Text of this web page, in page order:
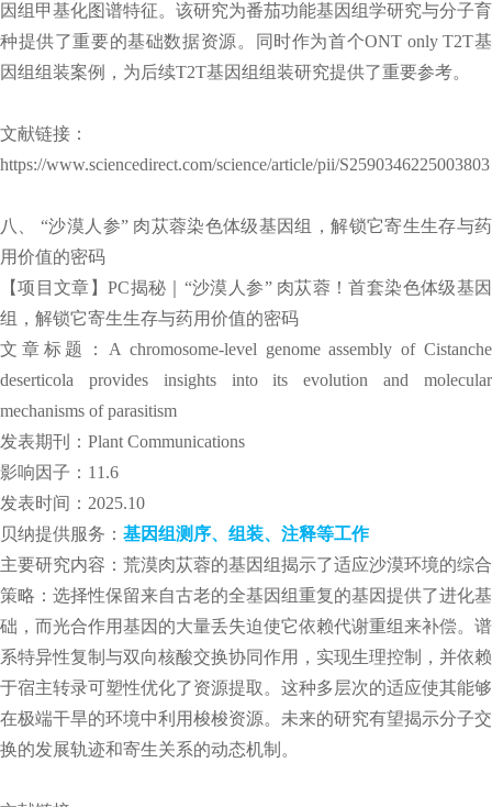
因组甲基化图谱特征。该研究为番茄功能基因组学研究与分子育
种提供了重要的基础数据资源。同时作为首个ONT only T2T基
因组组装案例，为后续T2T基因组组装研究提供了重要参考。
文献链接：
https://www.sciencedirect.com/science/article/pii/S2590346225003803
八、 “沙漠人参” 肉苁蓉染色体级基因组，解锁它寄生生存与药
用价值的密码
【项目文章】PC揭秘｜“沙漠人参” 肉苁蓉！首套染色体级基因
组，解锁它寄生生存与药用价值的密码
文章标题：A chromosome-level genome assembly of Cistanche
deserticola provides insights into its evolution and molecular
mechanisms of parasitism
发表期刊：Plant Communications
影响因子：11.6
发表时间：2025.10
贝纳提供服务： 基因组测序、组装、注释等工作
主要研究内容：荒漠肉苁蓉的基因组揭示了适应沙漠环境的综合
策略：选择性保留来自古老的全基因组重复的基因提供了进化基
础，而光合作用基因的大量丢失迫使它依赖代谢重组来补偿。谱
系特异性复制与双向核酸交换协同作用，实现生理控制，并依赖
于宿主转录可塑性优化了资源提取。这种多层次的适应使其能够
在极端干旱的环境中利用梭梭资源。未来的研究有望揭示分子交
换的发展轨迹和寄生关系的动态机制。